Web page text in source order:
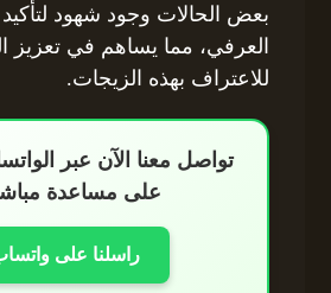
بعض الحالات وجود شهود
العرفي، مما يساهم في تعزيز
للاعتراف بهذه الزيجات.
تواصل معنا الآن عبر
على مساعدة
راسلنا على